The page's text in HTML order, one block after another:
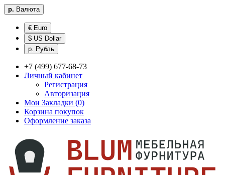
р. Валюта
€ Euro
$ US Dollar
р. Рубль
+7 (499) 677-68-73
Личный кабинет
Регистрация
Авторизация
Мои Закладки (0)
Корзина покупок
Оформление заказа